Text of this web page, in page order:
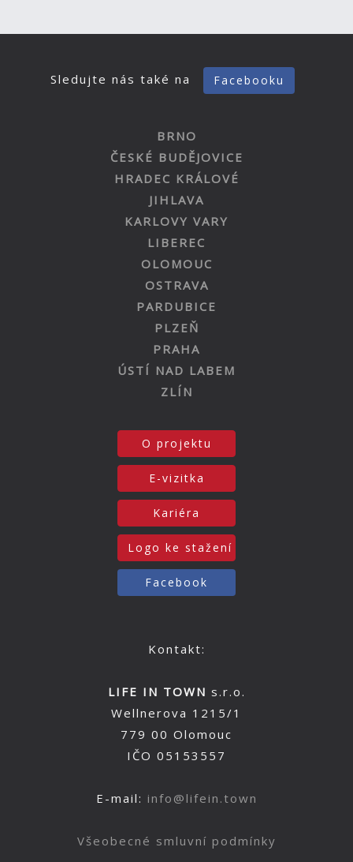
Sledujte nás také na Facebooku
BRNO
ČESKÉ BUDĚJOVICE
HRADEC KRÁLOVÉ
JIHLAVA
KARLOVY VARY
LIBEREC
OLOMOUC
OSTRAVA
PARDUBICE
PLZEŇ
PRAHA
ÚSTÍ NAD LABEM
ZLÍN
O projektu
E-vizitka
Kariéra
Logo ke stažení
Facebook
Kontakt:
LIFE IN TOWN s.r.o.
Wellnerova 1215/1
779 00 Olomouc
IČO 05153557
E-mail: info@lifein.town
Všeobecné smluvní podmínky